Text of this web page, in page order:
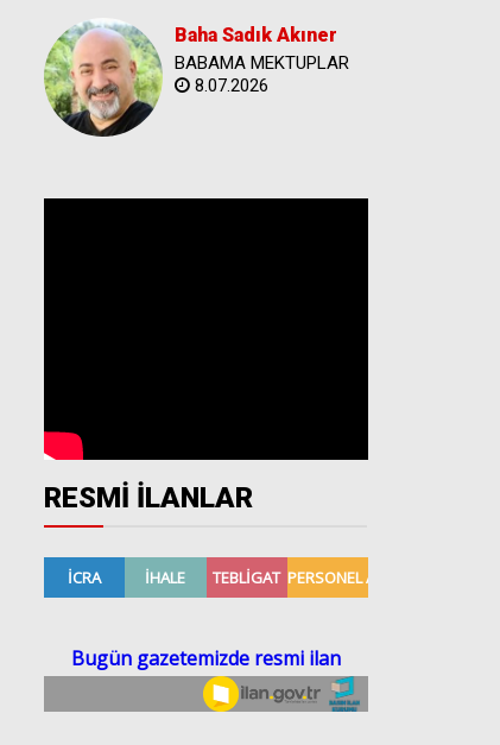
Baha Sadık Akıner
BABAMA MEKTUPLAR
8.07.2026
RESMİ İLANLAR